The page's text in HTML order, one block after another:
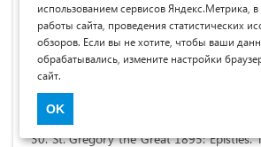
27. Fredegari et aliorum 1888: Chronica
Merov. II, Hannoverae, 1-168.
28. James E. 1991: The Franks. Oxford:
29. Moorhead J. 1985: Clovis'
Catholic Christian // Journal of religious
339.
30. St. Gregory the Great 1895: Epistles.
использованием сервисов Яндекс.Метрика,
работы сайта, проведения статистических
обзоров. Если вы не хотите, чтобы ваши
обрабатывались, измените настройки
сайт.
OK